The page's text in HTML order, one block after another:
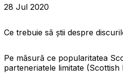
28 Jul 2020
Ce trebuie să știi despre
Pe măsură ce popularitatea
parteneriatele limitate (Scottish